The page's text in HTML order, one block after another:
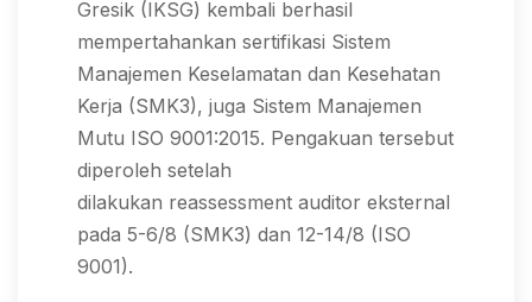
Gresik (IKSG) kembali berhasil
mempertahankan sertifikasi Sistem
Manajemen Keselamatan dan Kesehatan
Kerja (SMK3), juga Sistem Manajemen
Mutu ISO 9001:2015. Pengakuan tersebut
diperoleh setelah
dilakukan reassessment auditor eksternal
pada 5-6/8 (SMK3) dan 12-14/8 (ISO
9001).